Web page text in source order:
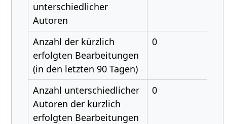
unterschiedlicher
Autoren
Anzahl der kürzlich
erfolgten Bearbeitungen
(in den letzten 90 Tagen)
0
Anzahl unterschiedlicher
Autoren der kürzlich
erfolgten Bearbeitungen
0